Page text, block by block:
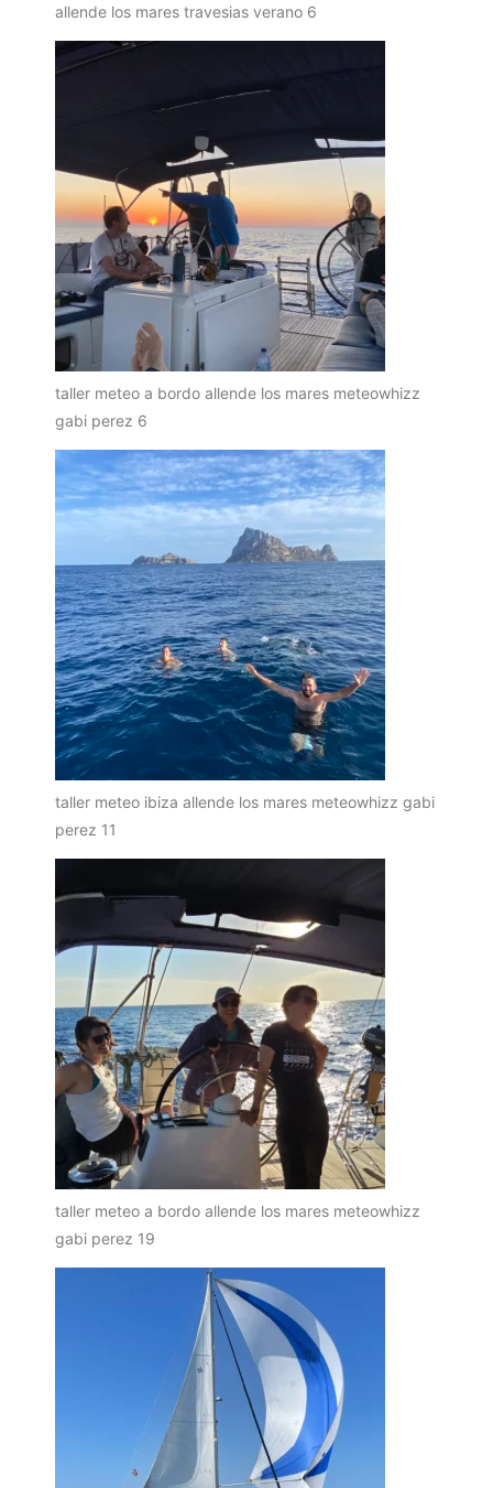
allende los mares travesias verano 6
taller meteo a bordo allende los mares meteowhizz
gabi perez 6
taller meteo ibiza allende los mares meteowhizz gabi
perez 11
taller meteo a bordo allende los mares meteowhizz
gabi perez 19